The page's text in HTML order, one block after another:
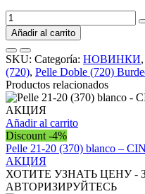
Pelle
Doble
(720)
Burdeos
cantidad
Añadir al carrito
SKU: Categoría: НОВИНКИ,
(720), Pelle Doble (720)
Productos relacionados
Añadir al carrito
Discount -4%
Pelle 21-20 (370) blanco –
АКЦИЯ
ХОТИТЕ УЗНАТЬ ЦЕНУ -
АВТОРИЗИРУЙТЕСЬ